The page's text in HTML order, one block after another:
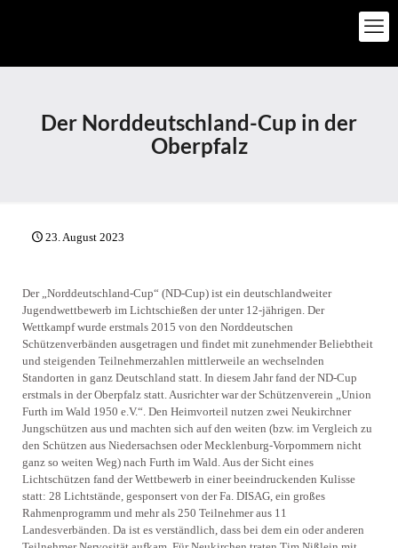
Der Norddeutschland-Cup in der
Oberpfalz
23. August 2023
Der „Norddeutschland-Cup“ (ND-Cup) ist ein deutschlandweiter
Jugendwettbewerb im Lichtschießen der unter 12-jährigen. Der
Wettkampf wurde erstmals 2015 von den Norddeutschen
Schützenverbänden ausgetragen und findet mit zunehmender Beliebtheit
und steigenden Teilnehmerzahlen mittlerweile an wechselnden
Standorten in ganz Deutschland statt. In diesem Jahr fand der ND-Cup
erstmals in der Oberpfalz statt. Ausrichter war der Schützenverein „Union
Furth im Wald 1950 e.V.“. Den Heimvorteil nutzen zwei Neukirchner
Jungschützen aus und machten sich auf den weiten (bzw. im Vergleich zu
den Schützen aus Niedersachsen oder Mecklenburg-Vorpommern nicht
ganz so weiten Weg) nach Furth im Wald. Aus der Sicht eines
Lichtschützen fand der Wettbewerb in einer beeindruckenden Kulisse
statt: 28 Lichtstände, gesponsert von der Fa. DISAG, ein großes
Rahmenprogramm und mehr als 250 Teilnehmer aus 11
Landesverbänden. Da ist es verständlich, dass bei dem ein oder anderen